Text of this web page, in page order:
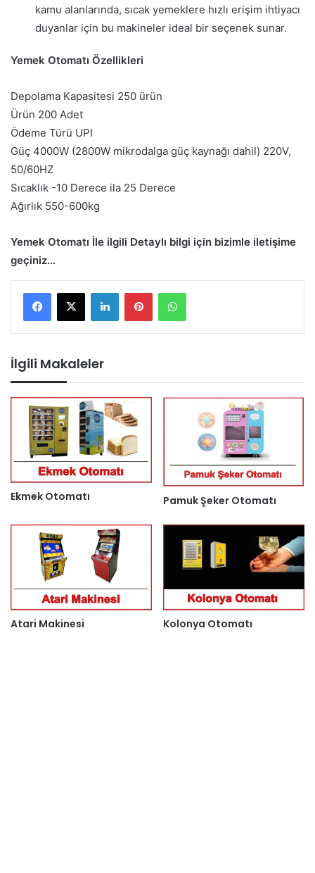
kamu alanlarında, sıcak yemeklere hızlı erişim ihtiyacı
duyanlar için bu makineler ideal bir seçenek sunar.
Yemek Otomatı Özellikleri
Depolama Kapasitesi 250 ürün
Ürün 200 Adet
Ödeme Türü UPI
Güç 4000W (2800W mikrodalga güç kaynağı dahil) 220V,
50/60HZ
Sıcaklık -10 Derece ila 25 Derece
Ağırlık 550-600kg
Yemek Otomatı İle ilgili Detaylı bilgi için bizimle iletişime
geçiniz…
LinkedInPinterestWhatsApp
İlgili Makaleler
Ekmek Otomatı Pamuk Şeker Otomatı
Atari Makinesi Kolonya Otomatı